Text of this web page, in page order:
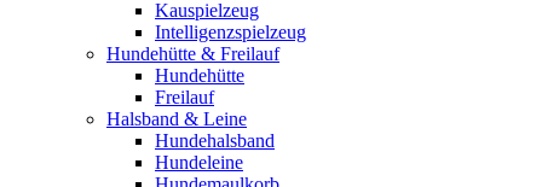
Kauspielzeug
Intelligenzspielzeug
Hundehütte & Freilauf
Hundehütte
Freilauf
Halsband & Leine
Hundehalsband
Hundeleine